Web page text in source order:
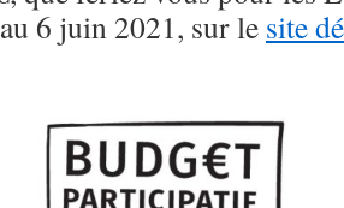
6 juin 2021, sur le site